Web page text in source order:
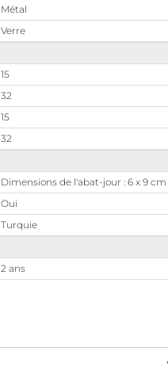
Métal
Verre
15
32
15
32
Dimensions de l'abat-jour : 6 x 9
Oui
Turquie
2 ans